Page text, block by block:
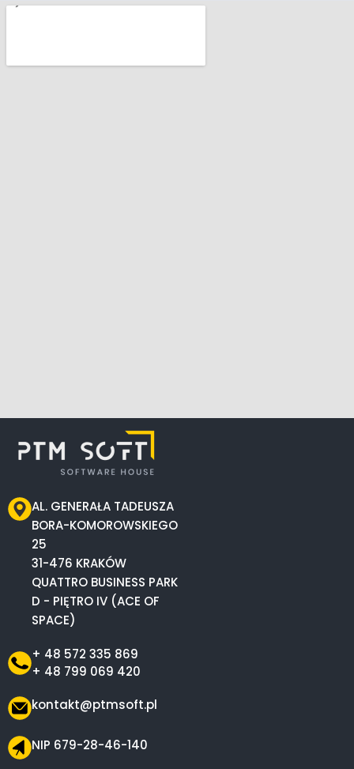
AL. GENERAŁA TADEUSZA
BORA-KOMOROWSKIEGO
25
31-476 KRAKÓW
QUATTRO BUSINESS PARK
D - PIĘTRO IV (ACE OF
SPACE)
+ 48 572 335 869
+ 48 799 069 420
kontakt@ptmsoft.pl
NIP 679-28-46-140